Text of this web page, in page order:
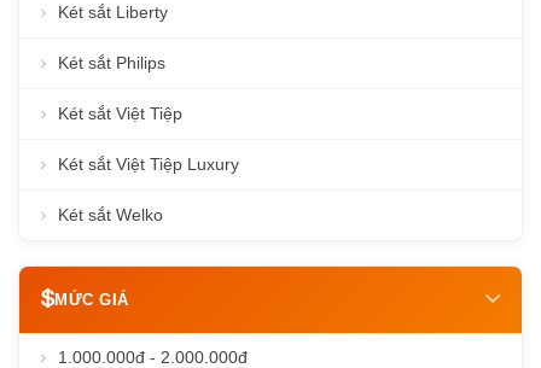
Két sắt Liberty
Két sắt Philips
Két sắt Việt Tiệp
Két sắt Việt Tiệp Luxury
Két sắt Welko
MỨC GIÁ
1.000.000đ - 2.000.000đ